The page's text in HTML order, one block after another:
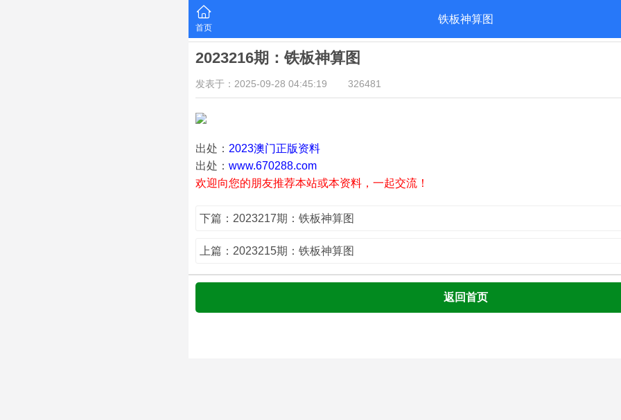
首页
铁板神算图
2023216期：铁板神算图
发表于：2025-09-28 04:45:19 326481
出处： 2023澳门正版资料
出处： www.670288.com
欢迎向您的朋友推荐本站或本资料，一起交流！
下篇：2023217期：铁板神算图
上篇：2023215期：铁板神算图
返回首页